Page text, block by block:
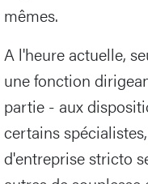
mêmes.
A l'heure actuelle,
une fonction
partie - aux
certains
d'entreprise stricto